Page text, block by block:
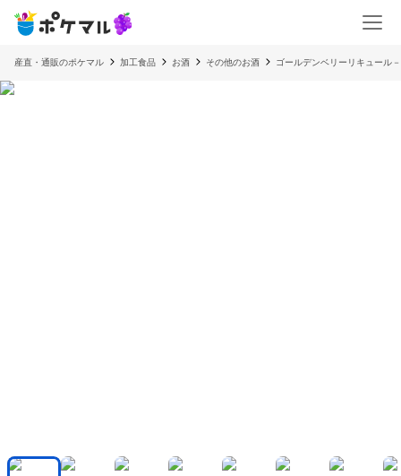
産直・通販のポケマル 加工食品 お酒 その他のお酒 ゴールデンベリーリキュール